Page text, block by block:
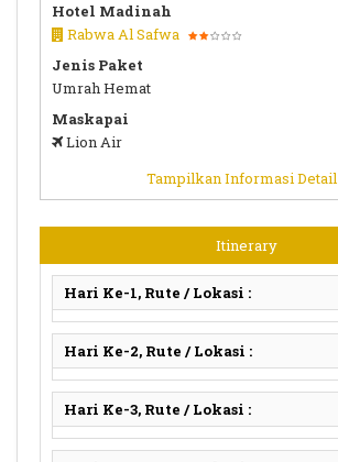
Hotel Madinah
Rabwa Al Safwa
Jenis Paket
Umrah Hemat
Maskapai
Lion Air
Tampilkan Informasi Detail
Itinerary
Hari Ke-1, Rute / Lokasi :
Hari Ke-2, Rute / Lokasi :
Hari Ke-3, Rute / Lokasi :